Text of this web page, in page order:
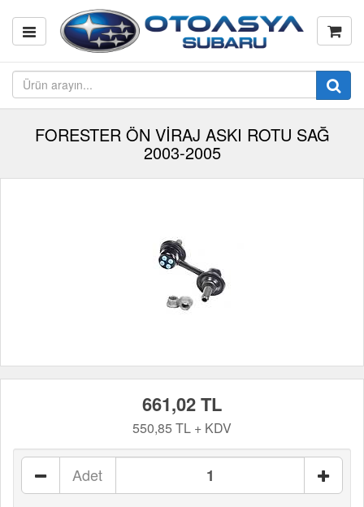
FORESTER ÖN VİRAJ ASKI ROTU SAĞ
2003-2005
661,02 TL
550,85 TL + KDV
Adet